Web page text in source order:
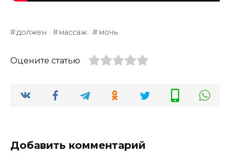
должен массаж мочь
Оцените статью
Добавить комментарий